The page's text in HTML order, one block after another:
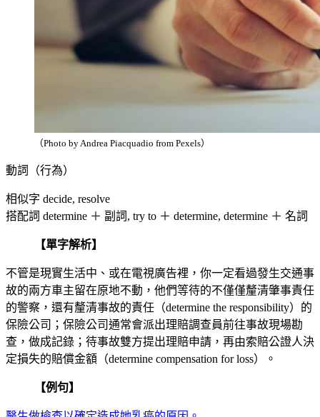
（Photo by Andrea Piacquadio from Pexels）
動詞（行為）
相似字 decide, resolve
搭配詞 determine ＋ 副詞, try to ＋ determine, determine ＋ 名詞
【單字解析】
不管是現實生活中、或在電視廣告裡，你一定看過發生交通事
故的兩方車主留在原地不動，他們等待的不僅僅釐清肇事責任
的警察，還有釐清事故的責任（determine the responsibility）的
保險公司；保險公司通常會派出理賠調查員前往事故現場勘
查，做成記錄；待事故雙方提出理賠申請，再由索賠公證人決
定損失的賠償金額（determine compensation for loss）。
【例句】